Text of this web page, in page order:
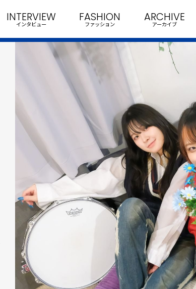
INTERVIEW
インタビュー
FASHION
ファッション
ARCHIVE
アーカイブ